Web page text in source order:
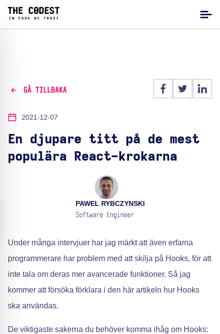
GÅ TILLBAKA
2021-12-07
En djupare titt på de mest
populära React-krokarna
PAWEL RYBCZYNSKI
Software Engineer
Under många intervjuer har jag märkt att även erfarna
programmerare har problem med att skilja på Hooks, för att
inte tala om deras mer avancerade funktioner. Så jag
kommer att försöka förklara i den här artikeln hur Hooks
ska användas.
De viktigaste sakerna du behöver komma ihåg om Hooks: